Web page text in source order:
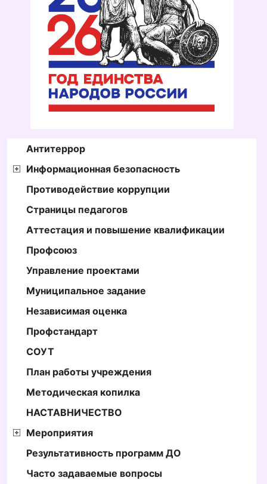
Антитеррор
Информационная безопасность
Противодействие коррупции
Страницы педагогов
Аттестация и повышение квалификации
Профсоюз
Управление проектами
Муниципальное задание
Независимая оценка
Профстандарт
СОУТ
План работы учреждения
Методическая копилка
НАСТАВНИЧЕСТВО
Мероприятия
Результативность программ ДО
Часто задаваемые вопросы